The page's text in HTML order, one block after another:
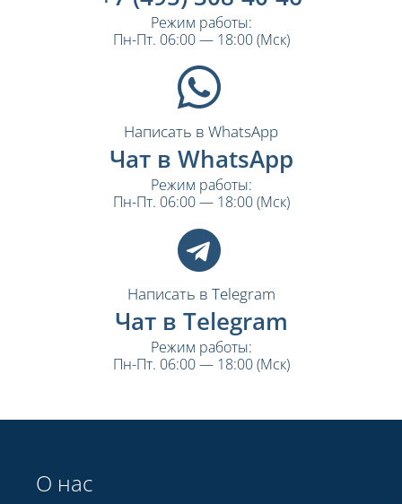
Режим работы:
Пн-Пт. 06:00 — 18:00 (Мск)
Написать в WhatsApp
Чат в WhatsApp
Режим работы:
Пн-Пт. 06:00 — 18:00 (Мск)
Написать в Telegram
Чат в Telegram
Режим работы:
Пн-Пт. 06:00 — 18:00 (Мск)
О нас